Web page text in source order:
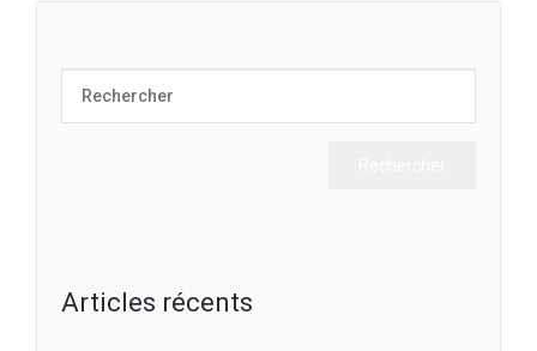
Articles récents